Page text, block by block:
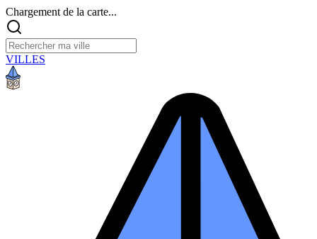
Chargement de la carte...
VILLES